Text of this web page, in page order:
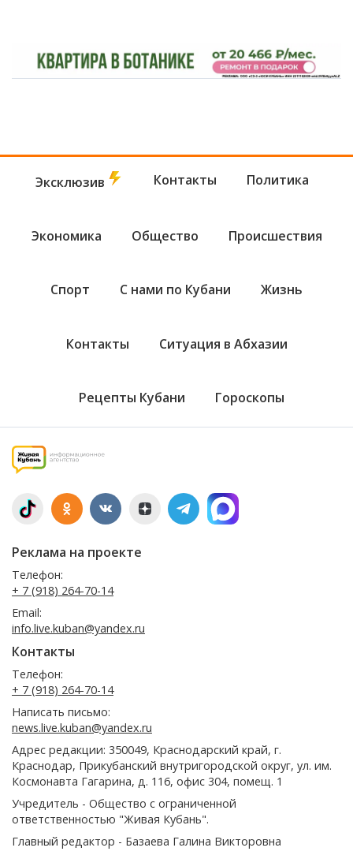
Эксклюзив Контакты Политика
Экономика Общество Происшествия
Спорт С нами по Кубани Жизнь
Контакты Ситуация в Абхазии
Рецепты Кубани Гороскопы
Реклама на проекте
Телефон:
+ 7 (918) 264-70-14
Email:
info.live.kuban@yandex.ru
Контакты
Телефон:
+ 7 (918) 264-70-14
Написать письмо:
news.live.kuban@yandex.ru
Адрес редакции: 350049, Краснодарский край, г.
Краснодар, Прикубанский внутригородской округ, ул. им.
Космонавта Гагарина, д. 116, офис 304, помещ. 1
Учредитель - Общество с ограниченной
ответственностью "Живая Кубань".
Главный редактор - Базаева Галина Викторовна